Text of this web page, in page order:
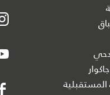
المستقبلية